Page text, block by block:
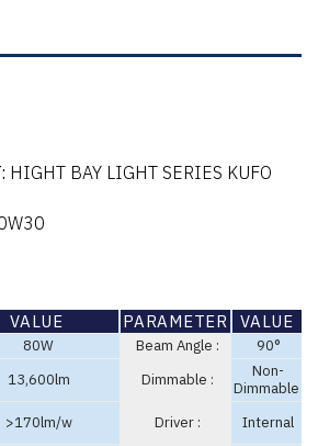
HIGHT BAY LIGHT SERIES KUFO
VALUE PARAMETER VALUE
80W Beam Angle :
90°
13,600lm Dimmable :
Non-
Dimmable
>170lm/w Driver :
Internal